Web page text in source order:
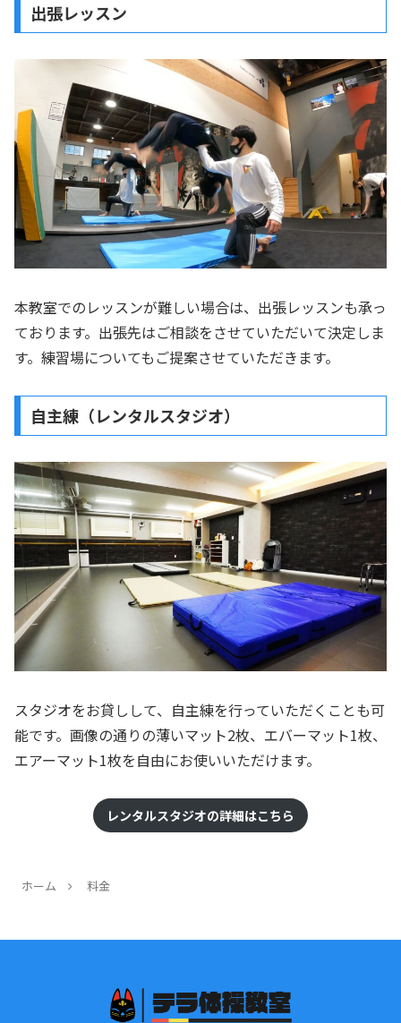
出張レッスン
本教室でのレッスンが難しい場合は、出張レッスンも承っ
ております。出張先はご相談をさせていただいて決定しま
す。練習場についてもご提案させていただきます。
自主練（レンタルスタジオ）
スタジオをお貸しして、自主練を行っていただくことも可
能です。画像の通りの薄いマット2枚、エバーマット1枚、
エアーマット1枚を自由にお使いいただけます。
レンタルスタジオの詳細はこちら
ホーム 料金